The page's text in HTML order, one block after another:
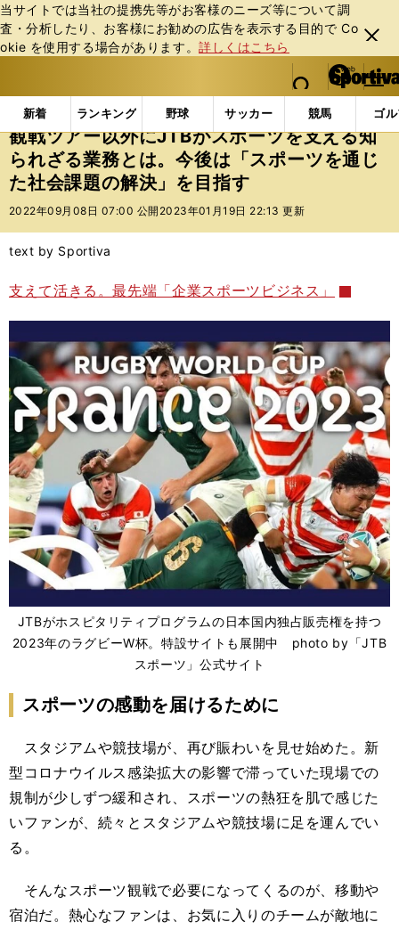
当サイトでは当社の提携先等がお客様のニーズ等について調
査・分析したり、お客様にお勧めの広告を表⽰する⽬的で Co
okie を使⽤する場合があります。詳しくはこちら
閉じ
る
web Sportiva (webスポルティーバ)
検索
マイペ
ー
ジ
メニュ
新着 ランキング 野球 サッカー 競馬 ゴ
b
ス
ポ
ル
テ
ー
バ
インフォメーション その他 観戦ツアー以外にJTB
観戦ツアー以外にJTBがスポーツを支える知
られざる業務とは。今後は「スポーツを通じ
た社会課題の解決」を目指す
2022年09月08日 07:00 公開 2023年01月19日 22:13 更新
text by Sportiva
支えて活きる。最先端「企業スポーツビジネス」
JTBがホスピタリティプログラムの日本国内独占販売権を持つ
2023年のラグビーW杯。特設サイトも展開中 photo by「JTB
スポーツ」公式サイト
スポーツの感動を届けるために
スタジアムや競技場が、再び賑わいを見せ始めた。新
型コロナウイルス感染拡大の影響で滞っていた現場での
規制が少しずつ緩和され、スポーツの熱狂を肌で感じた
いファンが、続々とスタジアムや競技場に足を運んでい
る。
そんなスポーツ観戦で必要になってくるのが、移動や
宿泊だ。熱心なファンは、お気に入りのチームが敵地に